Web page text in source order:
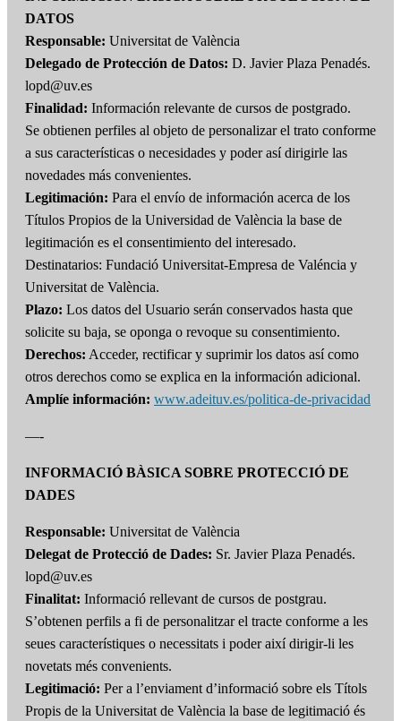
DATOS
Responsable: Universitat de València
Delegado de Protección de Datos: D. Javier Plaza Penadés.
lopd@uv.es
Finalidad: Información relevante de cursos de postgrado.
Se obtienen perfiles al objeto de personalizar el trato conforme
a sus características o necesidades y poder así dirigirle las
novedades más convenientes.
Legitimación: Para el envío de información acerca de los
Títulos Propios de la Universidad de València la base de
legitimación es el consentimiento del interesado.
Destinatarios: Fundació Universitat-Empresa de Valéncia y
Universitat de València.
Plazo: Los datos del Usuario serán conservados hasta que
solicite su baja, se oponga o revoque su consentimiento.
Derechos: Acceder, rectificar y suprimir los datos así como
otros derechos como se explica en la información adicional.
Amplíe información: www.adeituv.es/politica-de-privacidad
—-
INFORMACIÓ BÀSICA SOBRE PROTECCIÓ DE
DADES
Responsable: Universitat de València
Delegat de Protecció de Dades: Sr. Javier Plaza Penadés.
lopd@uv.es
Finalitat: Informació rellevant de cursos de postgrau.
S’obtenen perfils a fi de personalitzar el tracte conforme a les
seues característiques o necessitats i poder així dirigir-li les
novetats més convenients.
Legitimació: Per a l’enviament d’informació sobre els Títols
Propis de la Universitat de València la base de legitimació és